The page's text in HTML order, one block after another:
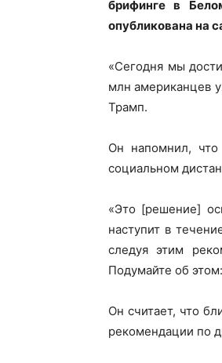
брифинге в
опубликована на
«Сегодня мы
млн американцев
Трамп.
Он напомнил,
социальном
«Это [решение]
наступит в
следуя этим
Подумайте об
Он считает, что
рекомендации по